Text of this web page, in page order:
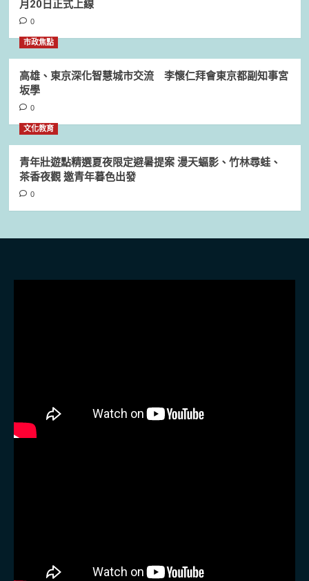
月20日正式上線
0
市政焦點
高雄、東京深化智慧城市交流 李懷仁拜會東京都副知事宮
坂學
0
文化教育
青年壯遊點精選夏夜限定避暑提案 漫天蝠影、竹林尋蛙、
茶香夜觀 邀青年暮色出發
0